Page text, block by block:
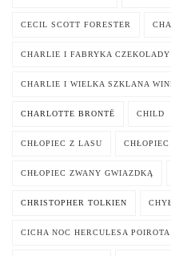
CECIL SCOTT FORESTER
CHARLIE I FABRYKA CZEKOLADY
CHARLIE I WIELKA SZKLANA
CHARLOTTE BRONTË CHILD
CHŁOPIEC Z LASU
CHŁOPIEC ZWANY GWIAZDKĄ
CHRISTOPHER TOLKIEN
CICHA NOC HERCULESA POIROTA